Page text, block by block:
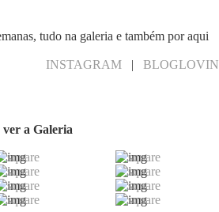
tudo na galeria e também por aqui
INSTAGRAM | BLOGLOVIN
a Galeria